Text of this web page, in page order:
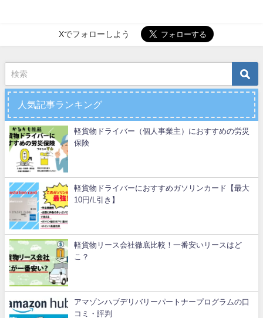
Xでフォローしよう
人気記事ランキング
軽貨物ドライバー（個人事業主）におすすめの労災
保険
軽貨物ドライバーにおすすめガソリンカード【最大
10円/L引き】
軽貨物リース会社徹底比較！一番安いリースはど
こ？
アマゾンハブデリバリーパートナープログラムの口
コミ・評判